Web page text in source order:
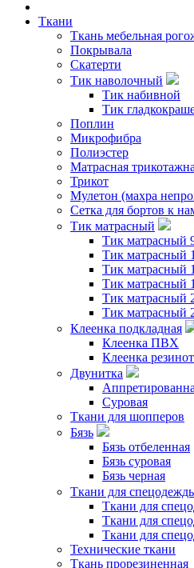
Ткани
Ткань мебельная
Покрывала
Скатерти
Тик наволочный
Тик набивной
Тик
Поплин
Микрофибра
Полиэстер
Матрасная
Трикот
Мулетон (махра
Сетка для бортов к
Тик матрасный
Тик матрасный
Тик матрасный
Тик матрасный
Тик матрасный
Тик матрасный
Тик матрасный
Клеенка подкладная
Клеенка ПВХ
Клеенка
Двунитка
Суровая
Ткани для шопперов
Бязь
Бязь отбеленная
Бязь суровая
Бязь черная
Ткани для
Ткани для
Ткани для
Ткани для
Технические ткани
Ткань прорезиненная